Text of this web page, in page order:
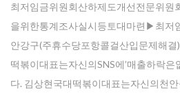
최저임금위원회산하제도개선전문위원
을위한통계조사실시등토대마련▶최저
안강구(주휴수당포항콜걸산입문제해
떡볶이대표는자신의SNS에’매출하락은
다. 김상현국대떡볶이대표는자신의천